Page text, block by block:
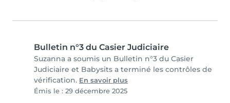
Bulletin n°3 du Casier Judiciaire
Suzanna a soumis un Bulletin n°3 du Casier
Judiciaire et Babysits a terminé les contrôles de
vérification. En savoir plus
Émis le : 29 décembre 2025